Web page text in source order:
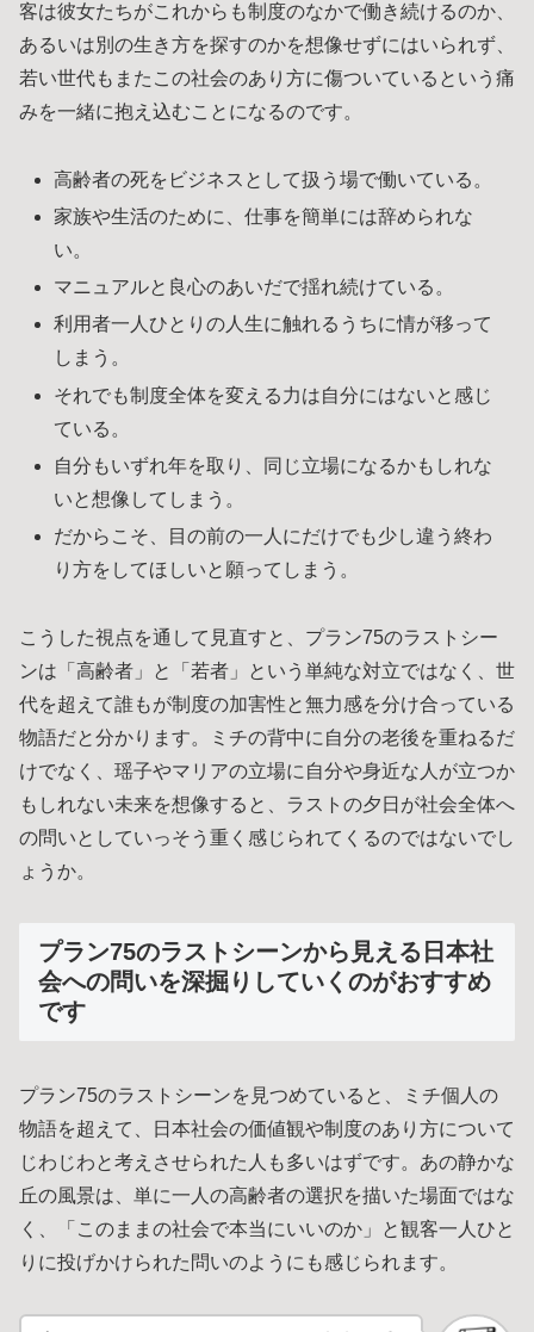
客は彼女たちがこれからも制度のなかで働き続けるのか、
あるいは別の生き方を探すのかを想像せずにはいられず、
若い世代もまたこの社会のあり方に傷ついているという痛
みを一緒に抱え込むことになるのです。
高齢者の死をビジネスとして扱う場で働いている。
家族や生活のために、仕事を簡単には辞められな
い。
マニュアルと良心のあいだで揺れ続けている。
利用者一人ひとりの人生に触れるうちに情が移って
しまう。
それでも制度全体を変える力は自分にはないと感じ
ている。
自分もいずれ年を取り、同じ立場になるかもしれな
いと想像してしまう。
だからこそ、目の前の一人にだけでも少し違う終わ
り方をしてほしいと願ってしまう。
こうした視点を通して見直すと、プラン75のラストシー
ンは「高齢者」と「若者」という単純な対立ではなく、世
代を超えて誰もが制度の加害性と無力感を分け合っている
物語だと分かります。ミチの背中に自分の老後を重ねるだ
けでなく、瑶子やマリアの立場に自分や身近な人が立つか
もしれない未来を想像すると、ラストの夕日が社会全体へ
の問いとしていっそう重く感じられてくるのではないでし
ょうか。
プラン75のラストシーンから見える日本社
会への問いを深掘りしていくのがおすすめ
です
プラン75のラストシーンを見つめていると、ミチ個人の
物語を超えて、日本社会の価値観や制度のあり方について
じわじわと考えさせられた人も多いはずです。あの静かな
丘の風景は、単に一人の高齢者の選択を描いた場面ではな
く、「このままの社会で本当にいいのか」と観客一人ひと
りに投げかけられた問いのようにも感じられます。